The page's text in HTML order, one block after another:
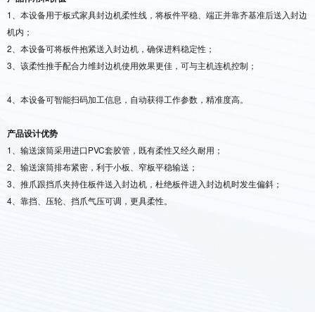
1、本设备用于板式家具封边机柔性线，将板件平稳、端正并靠齐基准后送入封边
机内；
2、本设备可将板件抱紧送入封边机，确保进料稳定性；
3、该柔性推手配合力维封边机使用效果更佳，可与主机连机控制；
4、本设备可智能扫码加工信息，自动获得工作参数，精准度高。
产品设计优势
1、输送滚筒采用进口PVC套胶管，既有柔性又经久耐用；
2、输送滚筒排布紧密，利于小板、窄板平稳输送；
3、推爪跟挡爪夹持住板件送入封边机，杜绝板件进入封边机时发生偏斜；
4、靠挡、压轮、挡爪气压可调，更具柔性。